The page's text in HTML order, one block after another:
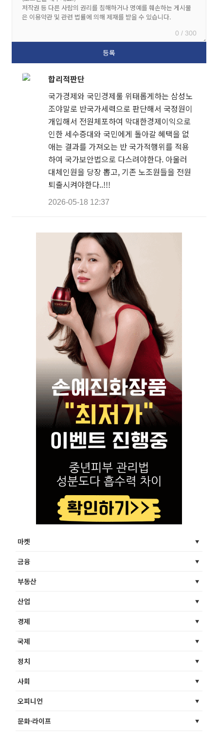
0 / 300
합리적판단
국가경제와 국민경제룰 위태롭게하는 삼성노
조야말로 반국가세력으로 판단해서 국정원이
개입해서 전원체포하여 막대한경제이익으로
인한 세수증대와 국민에게 돌아갈 혜택을 없
애는 결과를 가져오는 반 국가적행위를 적용
하여 국가보안법으로 다스려야한다. 아울러
대체인원을 당장 뽑고, 기존 노조원들을 전원
퇴출시켜야한다..!!!
2026-05-18 12:37
마켓
금융
부동산
산업
경제
국제
정치
사회
오피니언
문화·라이프